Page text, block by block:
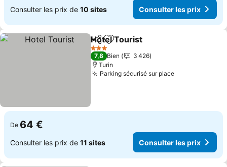
Consulter les prix de 10 sites Consulter les prix
PartagerAjouter à mes favoris
Hotel Tourist
3 Étoiles
7,8 Bien
3 426
Turin
Parking sécurisé sur place
De 64 €
Consulter les prix de 11 sites Consulter les prix